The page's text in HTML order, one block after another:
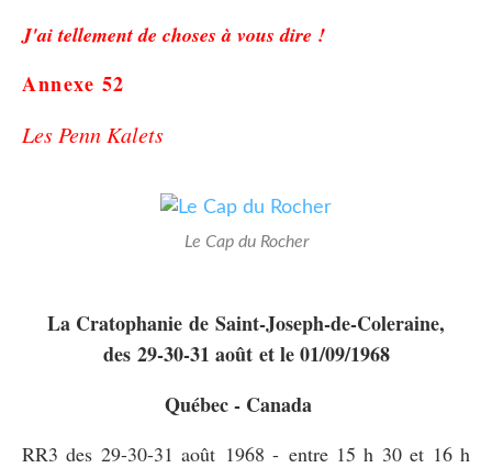
J'ai tellement de choses à vous dire !
Annexe 52
Les Penn Kalets
Le Cap du Rocher
La Cratophanie de Saint-Joseph-de-Coleraine,
des 29-30-31 août et le 01/09/1968
Québec - Canada
RR3 des 29-30-31 août 1968 - entre 15 h 30 et 16 h